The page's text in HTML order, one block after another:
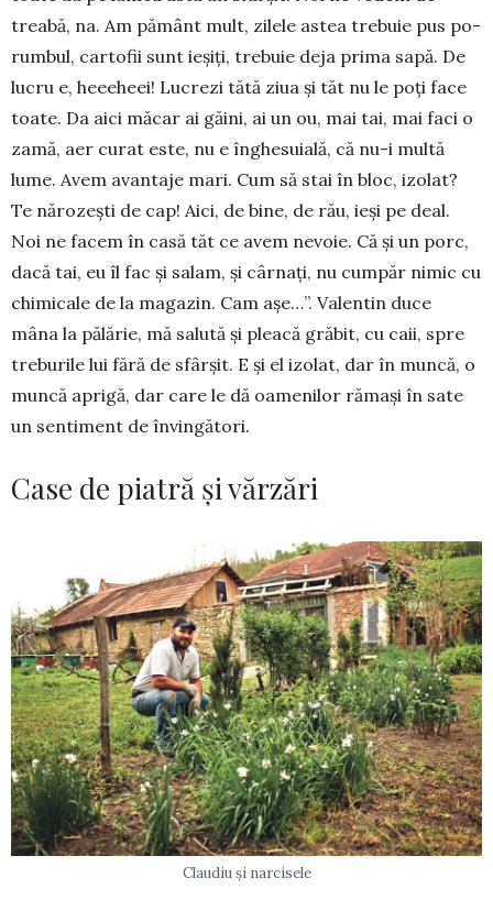
treabă, na. Am pământ mult, zilele astea trebuie pus po­
rumbul, cartofii sunt ieșiți, trebuie deja prima sapă. De
lucru e, heeeheei! Lucrezi tătă ziua și tăt nu le poți face
toate. Da aici măcar ai găini, ai un ou, mai tai, mai faci o
zamă, aer cu­rat este, nu e înghesuială, că nu-i multă
lume. Avem avantaje mari. Cum să stai în bloc, izolat?
Te nă­rozești de cap! Aici, de bine, de rău, ieși pe deal.
Noi ne facem în casă tăt ce avem nevoie. Că și un porc,
dacă tai, eu îl fac și salam, și cârnați, nu cum­­păr nimic cu
chimi­cale de la magazin. Cam așe…”. Valentin duce
mâna la pălărie, mă sa­lută și plea­că grăbit, cu caii, spre
tre­burile lui fără de sfârșit. E și el izolat, dar în muncă, o
muncă aprigă, dar care le dă oamenilor rămași în sate
un sentiment de învin­gători.
Case de piatră și vărzări
Claudiu și narcisele